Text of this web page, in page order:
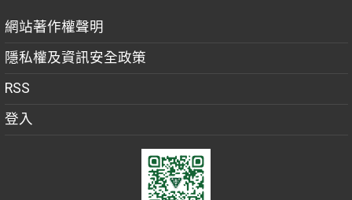
網站著作權聲明
隱私權及資訊安全政策
RSS
登入